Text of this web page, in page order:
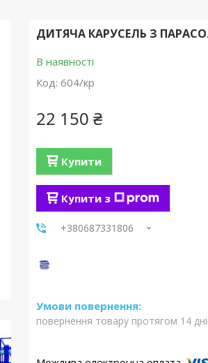
ДИТЯЧА КАРУСЕЛЬ З
В наявності
Код: 604/кр
22 150 ₴
Купити
Купити з
+380687331806
повернення товару протягом 14